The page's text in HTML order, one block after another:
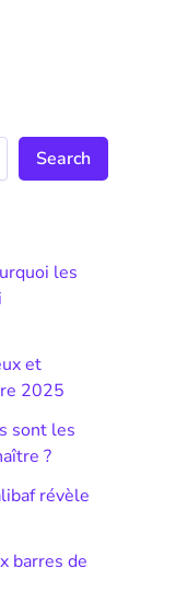
Search
les
et
2025
sont les
?
révèle
barres de